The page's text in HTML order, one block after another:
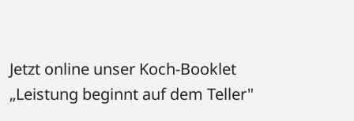
Jetzt online unser Koch-Booklet
„Leistung beginnt auf dem Teller"